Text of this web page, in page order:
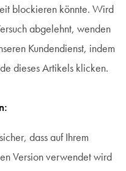
blockieren könnte. Wird
abgelehnt, wenden
Kundendienst, indem
dieses Artikels klicken.
dass auf Ihrem
Version verwendet wird